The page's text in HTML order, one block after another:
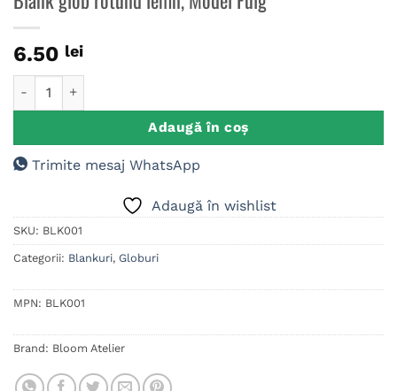
6.50 lei
Adaugă în coș
Trimite mesaj WhatsApp
Adaugă în wishlist
SKU: BLK001
Categorii: Blankuri, Globuri
MPN: BLK001
Brand: Bloom Atelier